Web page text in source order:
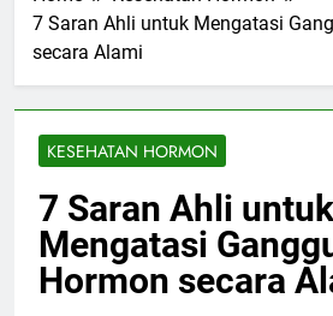
7 Saran Ahli untuk Mengatasi
secara Alami
KESEHATAN HORMON
7 Saran Ahli untuk
Mengatasi
Hormon secara